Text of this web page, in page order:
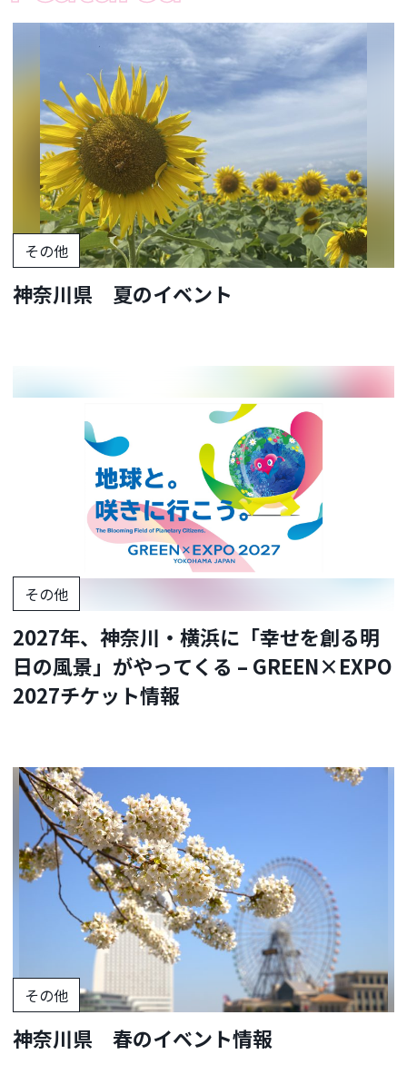
その他
神奈川県 夏のイベント
その他
2027年、神奈川・横浜に「幸せを創る明
日の風景」がやってくる – GREEN×EXPO
2027チケット情報
その他
神奈川県 春のイベント情報